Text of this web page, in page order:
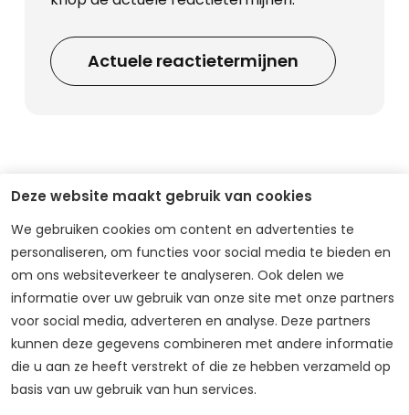
Deze website maakt gebruik van cookies
We gebruiken cookies om content en advertenties te
personaliseren, om functies voor social media te bieden en
om ons websiteverkeer te analyseren. Ook delen we
informatie over uw gebruik van onze site met onze partners
voor social media, adverteren en analyse. Deze partners
kunnen deze gegevens combineren met andere informatie
die u aan ze heeft verstrekt of die ze hebben verzameld op
basis van uw gebruik van hun services.
Actuele reactietermijnen
Meer informatie over
ons en onze
producten
Wil je meer weten over Unigarant als bedrijf,
over de verzekeringen die we aanbieden,